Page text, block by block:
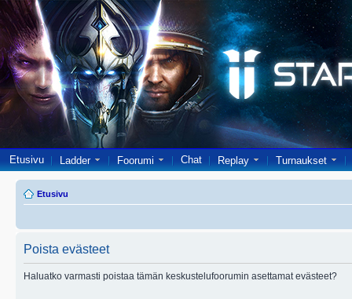
Etusivu Ladder Foorumi Chat Replay Turnaukset
Etusivu
Poista evästeet
Haluatko varmasti poistaa tämän keskustelufoorumin asettamat evästeet?